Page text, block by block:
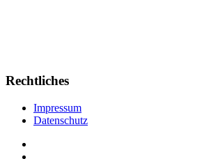
Rechtliches
Impressum
Datenschutz